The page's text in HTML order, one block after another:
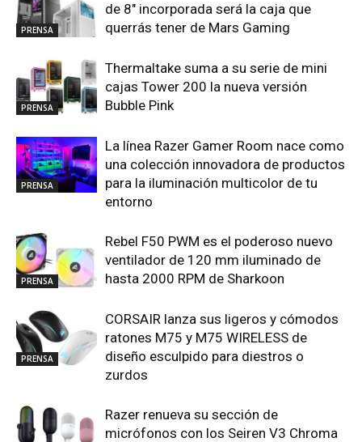
PRENSA
de 8″ incorporada será la caja que
querrás tener de Mars Gaming
PRENSA
Thermaltake suma a su serie de mini
cajas Tower 200 la nueva versión
Bubble Pink
PRENSA
La línea Razer Gamer Room nace como
una colección innovadora de productos
para la iluminación multicolor de tu
entorno
PRENSA
Rebel F50 PWM es el poderoso nuevo
ventilador de 120 mm iluminado de
hasta 2000 RPM de Sharkoon
PRENSA
CORSAIR lanza sus ligeros y cómodos
ratones M75 y M75 WIRELESS de
diseño esculpido para diestros o
zurdos
Razer renueva su sección de
micrófonos con los Seiren V3 Chroma